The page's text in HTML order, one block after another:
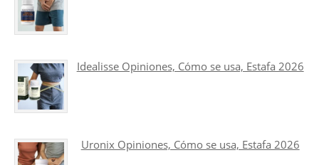
Idealisse Opiniones, Cómo se usa, Estafa 2026
Uronix Opiniones, Cómo se usa, Estafa 2026